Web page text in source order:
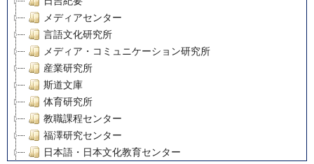
メディアセンター
言語文化研究所
メディア・コミュニケーション研究所
産業研究所
斯道文庫
体育研究所
教職課程センター
福澤研究センター
日本語・日本文化教育センター